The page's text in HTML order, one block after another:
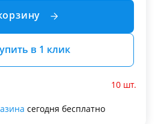
в 1 клик
10 шт.
сегодня бесплатно